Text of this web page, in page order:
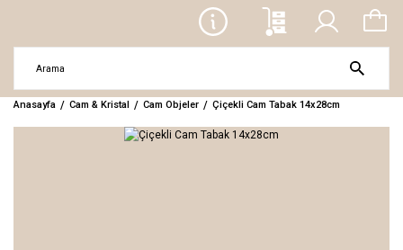
Anasayfa Cam & Kristal Cam Objeler Çiçekli Cam Tabak 14x28cm